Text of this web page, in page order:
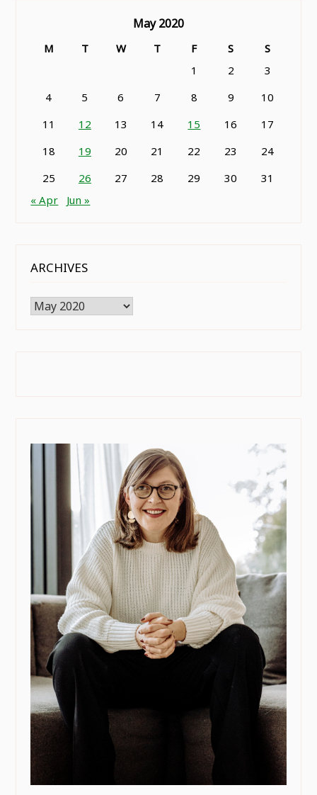
May 2020
M T W T F S
S
1
2
3
4
5 6 7 8 9
10
11
12 13 14 15 16
17
18
19 20 21 22 23
24
25
26 27 28 29 30
31
« Apr
Jun »
ARCHIVES
Archives